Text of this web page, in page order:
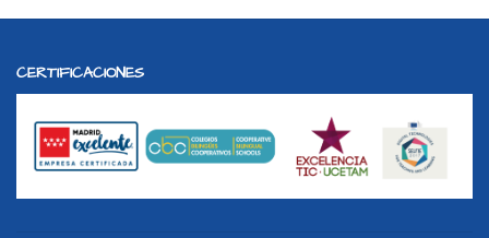
CERTIFICACIONES